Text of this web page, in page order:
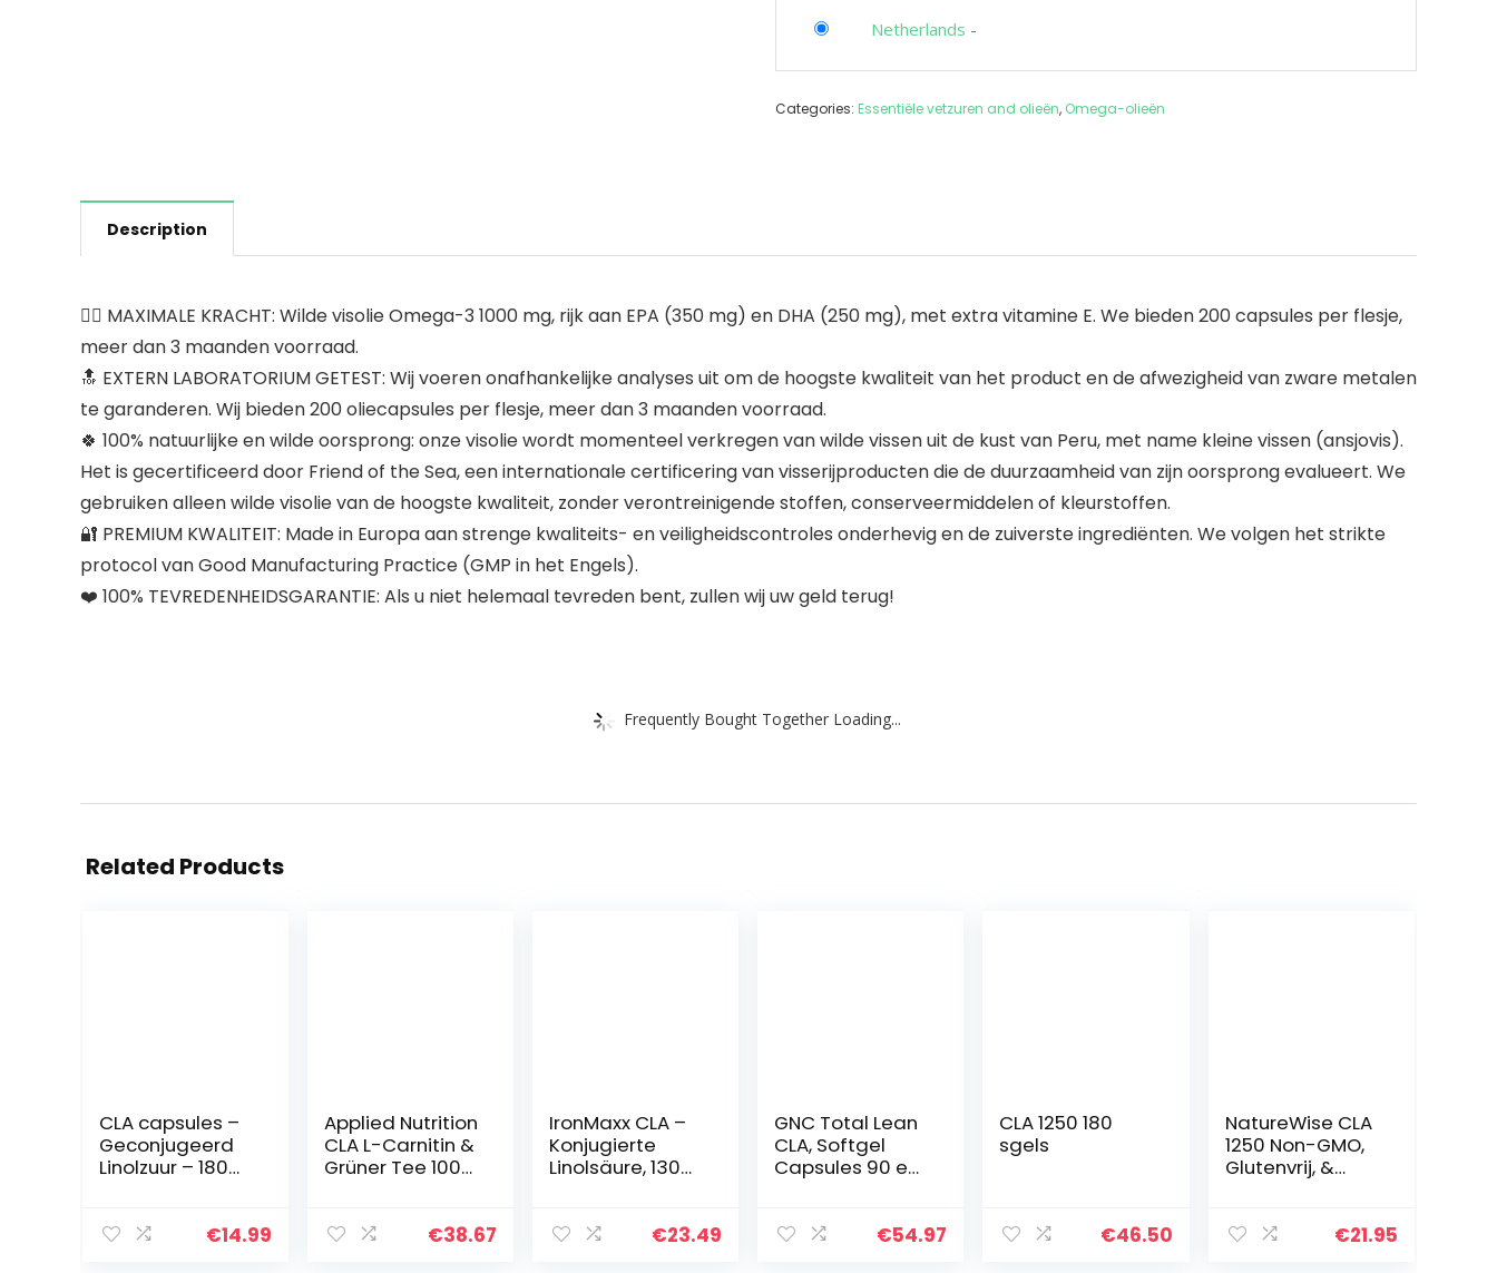
Netherlands -
Categories: Essentiële vetzuren and olieën, Omega-olieën
Description
👌🏽 MAXIMALE KRACHT: Wilde visolie Omega-3 1000 mg, rijk aan EPA (350 mg) en DHA (250 mg), met extra vitamine E. We bieden 200 capsules per flesje,
meer dan 3 maanden voorraad.
🔝 EXTERN LABORATORIUM GETEST: Wij voeren onafhankelijke analyses uit om de hoogste kwaliteit van het product en de afwezigheid van zware metalen
te garanderen. Wij bieden 200 oliecapsules per flesje, meer dan 3 maanden voorraad.
🍀 100% natuurlijke en wilde oorsprong: onze visolie wordt momenteel verkregen van wilde vissen uit de kust van Peru, met name kleine vissen (ansjovis).
Het is gecertificeerd door Friend of the Sea, een internationale certificering van visserijproducten die de duurzaamheid van zijn oorsprong evalueert. We
gebruiken alleen wilde visolie van de hoogste kwaliteit, zonder verontreinigende stoffen, conserveermiddelen of kleurstoffen.
🔐 PREMIUM KWALITEIT: Made in Europa aan strenge kwaliteits- en veiligheidscontroles onderhevig en de zuiverste ingrediënten. We volgen het strikte
protocol van Good Manufacturing Practice (GMP in het Engels).
❤️ 100% TEVREDENHEIDSGARANTIE: Als u niet helemaal tevreden bent, zullen wij uw geld terug!
Frequently Bought Together Loading...
Related Products
CLA capsules –
Geconjugeerd
Linolzuur – 180
Laboratorium
€14.99
Applied Nutrition
CLA L-Carnitin &
Grüner Tee 100
€38.67
IronMaxx CLA –
Konjugierte
Linolsäure, 130
€23.49
GNC Total Lean
CLA, Softgel
Capsules 90 ea
€54.97
CLA 1250 180
sgels
€46.50
NatureWise CLA
1250 Non-GMO,
Glutenvrij, &
Stuks)
€21.95